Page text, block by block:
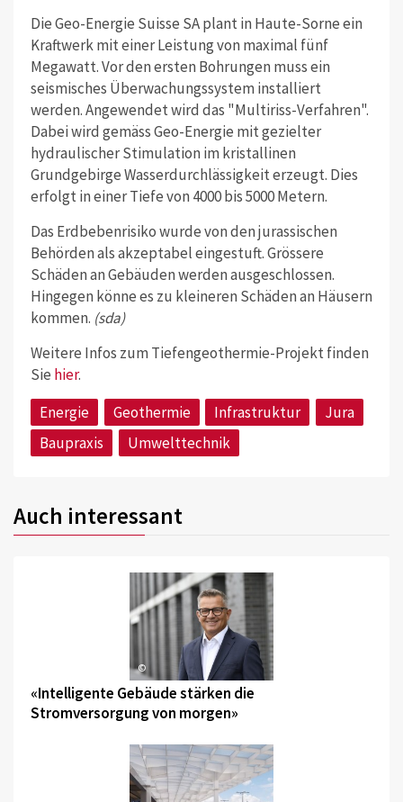
Die Geo-Energie Suisse SA plant in Haute-Sorne ein
Kraftwerk mit einer Leistung von maximal fünf
Megawatt. Vor den ersten Bohrungen muss ein
seismisches Überwachungssystem installiert
werden. Angewendet wird das "Multiriss-Verfahren".
Dabei wird gemäss Geo-Energie mit gezielter
hydraulischer Stimulation im kristallinen
Grundgebirge Wasserdurchlässigkeit erzeugt. Dies
erfolgt in einer Tiefe von 4000 bis 5000 Metern.
Das Erdbebenrisiko wurde von den jurassischen
Behörden als akzeptabel eingestuft. Grössere
Schäden an Gebäuden werden ausgeschlossen.
Hingegen könne es zu kleineren Schäden an Häusern
kommen. (sda)
Weitere Infos zum Tiefengeothermie-Projekt finden
Sie hier.
Energie
Geothermie Infrastruktur
Jura
Baupraxis
Umwelttechnik
Auch interessant
©
«Intelligente Gebäude stärken die
Stromversorgung von morgen»